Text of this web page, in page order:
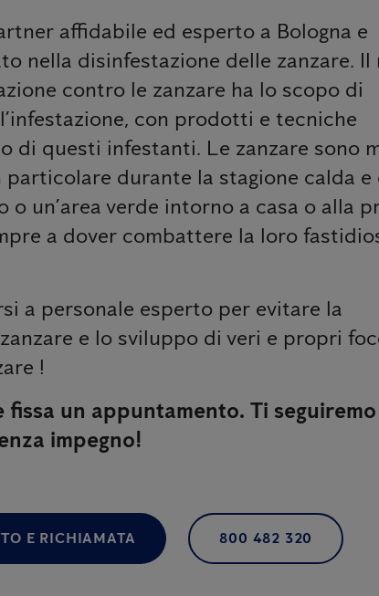
affidabile ed esperto a Bologna e
nella disinfestazione delle zanzare. Il
contro le zanzare ha lo scopo di
con prodotti e tecniche
di questi infestanti. Le zanzare sono
particolare durante la stagione calda e
o un’area verde intorno a casa o alla
a dover combattere la loro
a personale esperto per evitare la
e lo sviluppo di veri e propri
!
un appuntamento. Ti
impegno!
E RICHIAMATA 800 482 320